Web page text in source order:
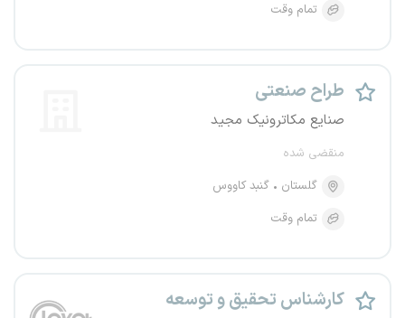
تمام وقت
طراح صنعتی
صنایع مکاترونیک مجید
منقضی شده
گلستان
گنبد کاووس
تمام وقت
کارشناس تحقیق و توسعه